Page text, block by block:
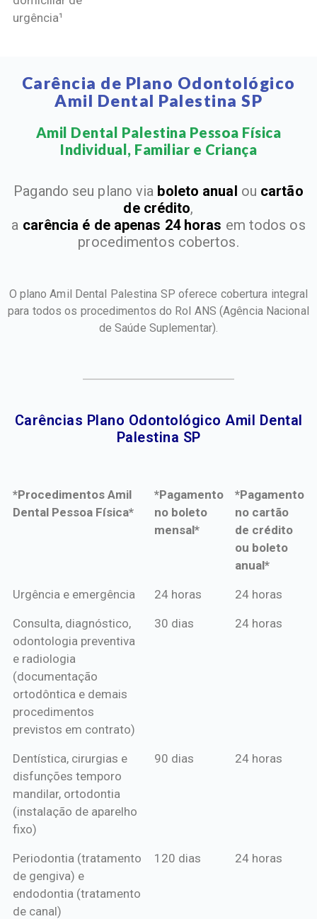
urgência¹
Carência de Plano Odontológico
Amil Dental Palestina SP
Amil Dental Palestina Pessoa Física
Individual, Familiar e Criança​
Pagando seu plano via boleto anual ou cartão
de crédito,
a carência é de apenas 24 horas em todos os
procedimentos cobertos.
O plano Amil Dental Palestina SP oferece cobertura integral
para todos os procedimentos do Rol ANS(Agência Nacional
de Saúde Suplementar).
Carências Plano Odontológico Amil Dental
Palestina SP​
*Procedimentos Amil
Dental Pessoa Física*
*Pagamento
no boleto
mensal*
*Pagamento
no cartão
de crédito
ou boleto
anual*
*Procedimentos Amil
*Pagamento
mensal*
*Pagamento
de crédito
Urgência e emergência 24 horas 24 horas
Consulta, diagnóstico,
odontologia preventiva
e radiologia
(documentação
ortodôntica e demais
procedimentos
previstos em contrato)
30 dias 24 horas
Dentística, cirurgias e
disfunções temporo
mandilar, ortodontia
(instalação de aparelho
fixo)
90 dias 24 horas
Periodontia (tratamento
de gengiva) e
endodontia (tratamento
de canal)
120 dias 24 horas